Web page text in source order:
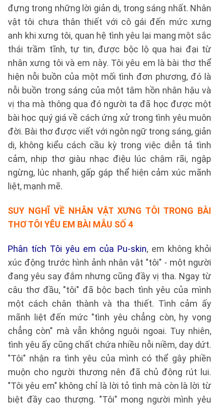
đựng trong những lời giản dị, trong sáng nhất. Nhân
vật tôi chưa thân thiết với cô gái đến mức xưng
anh khi xưng tôi, quan hệ tình yêu lại mang một sắc
thái trầm tĩnh, tự tin, được bộc lộ qua hai đại từ
nhân xưng tôi và em này. Tôi yêu em là bài thơ thể
hiện nỗi buồn của một mối tình đơn phương, đó là
nỗi buồn trong sáng của một tâm hồn nhân hậu và
vị tha mà thông qua đó người ta đã học được một
bài học quý giá về cách ứng xử trong tình yêu muôn
đời. Bài thơ được viết với ngôn ngữ trong sáng, giản
dị, không kiểu cách cầu kỳ trong việc diễn tả tình
cảm, nhịp thơ giàu nhạc điệu lúc chậm rãi, ngập
ngừng, lúc nhanh, gấp gáp thể hiện cảm xúc mãnh
liệt, mạnh mẽ.
SUY NGHĨ VỀ NHÂN VẬT XƯNG TÔI TRONG BÀI
THƠ TÔI YÊU EM BÀI MẪU SỐ 4
Phân tích Tôi yêu em của Pu-skin, em không khỏi
xúc động trước hình ảnh nhân vật "tôi" - một người
đang yêu say đắm nhưng cũng đầy vị tha. Ngay từ
câu thơ đầu, "tôi" đã bộc bạch tình yêu của mình
một cách chân thành và tha thiết. Tình cảm ấy
mãnh liệt đến mức "tình yêu chẳng còn, hy vọng
chẳng còn" mà vẫn không nguôi ngoai. Tuy nhiên,
tình yêu ấy cũng chất chứa nhiều nỗi niềm, day dứt.
"Tôi" nhận ra tình yêu của mình có thể gây phiền
muộn cho người thương nên đã chủ động rút lui.
"Tôi yêu em" không chỉ là lời tỏ tình mà còn là lời từ
biệt đầy cao thượng. "Tôi" mong người mình yêu